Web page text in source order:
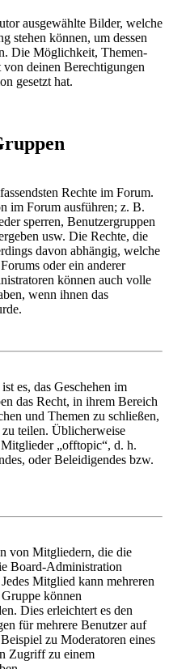
ausgewählte Bilder, welche
stehen können, um dessen
Die Möglichkeit, Themen-
deinen Berechtigungen
gesetzt hat.
Rechte im Forum.
im Forum ausführen; z. B.
sperren, Benutzergruppen
usw. Die Rechte, die
davon abhängig, welche
oder ein anderer
können auch volle
wenn ihnen das
es, das Geschehen im
das Recht, in ihrem Bereich
und Themen zu schließen,
teilen. Üblicherweise
„offtopic“, d. h.
oder Beleidigendes bzw.
von Mitgliedern, die die
Board-Administration
Mitglied kann mehreren
können
Dies erleichtert es den
für mehrere Benutzer auf
zu Moderatoren eines
Zugriff zu einem